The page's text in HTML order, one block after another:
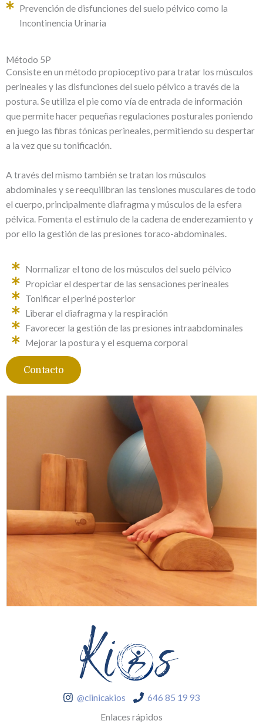
Prevención de disfunciones del suelo pélvico como la
Incontinencia Urinaria
Método 5P
Consiste en un método propioceptivo para tratar los músculos
perineales y las disfunciones del suelo pélvico a través de la
postura. Se utiliza el pie como vía de entrada de información
que permite hacer pequeñas regulaciones posturales poniendo
en juego las fibras tónicas perineales, permitiendo su despertar
a la vez que su tonificación.
A través del mismo también se tratan los músculos
abdominales y se reequilibran las tensiones musculares de todo
el cuerpo, principalmente diafragma y músculos de la esfera
pélvica. Fomenta el estímulo de la cadena de enderezamiento y
por ello la gestión de las presiones toraco-abdominales.
Normalizar el tono de los músculos del suelo pélvico
Propiciar el despertar de las sensaciones perineales
Tonificar el periné posterior
Liberar el diafragma y la respiración
Favorecer la gestión de las presiones intraabdominales
Mejorar la postura y el esquema corporal
Contacto
@clinicakios
646 85 19 93
Enlaces rápidos